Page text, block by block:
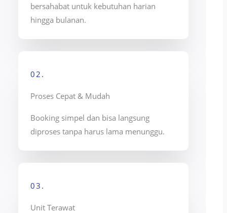
bersahabat untuk kebutuhan harian
hingga bulanan.
02.
Proses Cepat & Mudah
Booking simpel dan bisa langsung
diproses tanpa harus lama menunggu.
03.
Unit Terawat